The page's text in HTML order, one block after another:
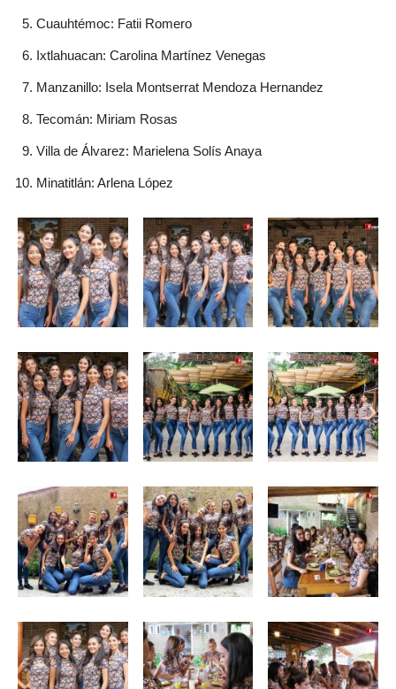
Cuauhtémoc: Fatii Romero
Ixtlahuacan: Carolina Martínez Venegas
Manzanillo: Isela Montserrat Mendoza Hernandez
Tecomán: Miriam Rosas
Villa de Álvarez: Marielena Solís Anaya
Minatitlán: Arlena López